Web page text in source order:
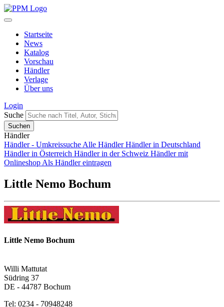
Startseite
News
Katalog
Vorschau
Händler
Verlage
Über uns
Login
Suche
Händler
Händler - Umkreissuche Alle HändlerHändler in Deutschland
Händler in Österreich Händler in der Schweiz Händler mit
Onlineshop Als Händler eintragen
Little Nemo Bochum
Little Nemo Bochum
Willi Mattutat
Südring 37
DE - 44787 Bochum
Tel: 0234 - 70948248